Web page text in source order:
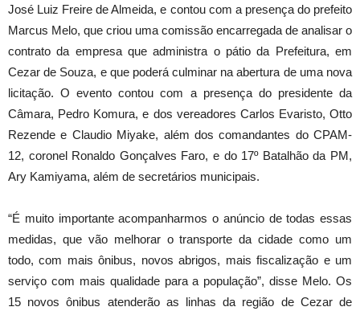
José Luiz Freire de Almeida, e contou com a presença do prefeito
Marcus Melo, que criou uma comissão encarregada de analisar o
contrato da empresa que administra o pátio da Prefeitura, em
Cezar de Souza, e que poderá culminar na abertura de uma nova
licitação. O evento contou com a presença do presidente da
Câmara, Pedro Komura, e dos vereadores Carlos Evaristo, Otto
Rezende e Claudio Miyake, além dos comandantes do CPAM-
12, coronel Ronaldo Gonçalves Faro, e do 17º Batalhão da PM,
Ary Kamiyama, além de secretários municipais.
“É muito importante acompanharmos o anúncio de todas essas
medidas, que vão melhorar o transporte da cidade como um
todo, com mais ônibus, novos abrigos, mais fiscalização e um
serviço com mais qualidade para a população”, disse Melo. Os
15 novos ônibus atenderão as linhas da região de Cezar de